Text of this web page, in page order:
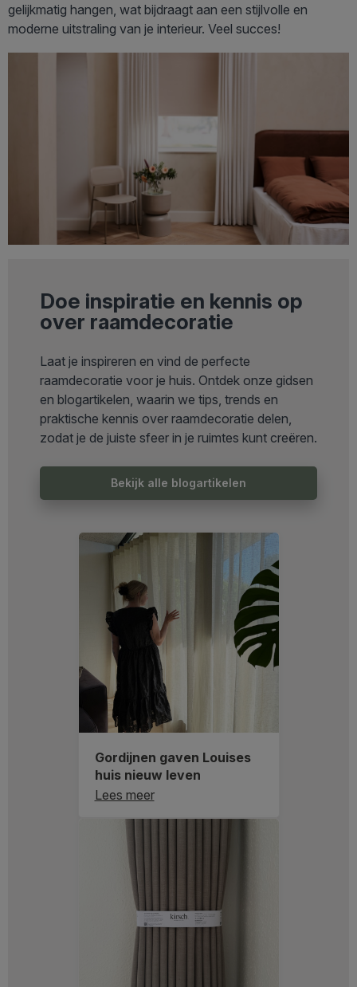
gelijkmatig hangen, wat bijdraagt aan een stijlvolle en
moderne uitstraling van je interieur. Veel succes!
Doe inspiratie en kennis op
over raamdecoratie
Laat je inspireren en vind de perfecte
raamdecoratie voor je huis. Ontdek onze gidsen
en blogartikelen, waarin we tips, trends en
praktische kennis over raamdecoratie delen,
zodat je de juiste sfeer in je ruimtes kunt creëren.
Bekijk alle blogartikelen
Gordijnen gaven Louises
huis nieuw leven
Lees meer